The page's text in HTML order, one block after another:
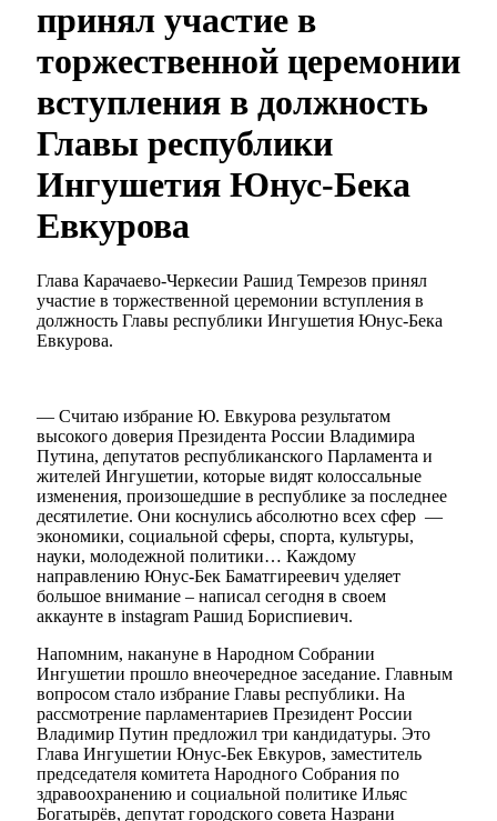
принял участие в
торжественной церемонии
вступления в должность
Главы республики
Ингушетия Юнус-Бека
Евкурова
Глава Карачаево-Черкесии Рашид Темрезов принял
участие в торжественной церемонии вступления в
должность Главы республики Ингушетия Юнус-Бека
Евкурова.
— Считаю избрание Ю. Евкурова результатом
высокого доверия Президента России Владимира
Путина, депутатов республиканского Парламента и
жителей Ингушетии, которые видят колоссальные
изменения, произошедшие в республике за последнее
десятилетие. Они коснулись абсолютно всех сфер —
экономики, социальной сферы, спорта, культуры,
науки, молодежной политики… Каждому
направлению Юнус-Бек Баматгиреевич уделяет
большое внимание – написал сегодня в своем
аккаунте в instagram Рашид Бориспиевич.
Напомним, накануне в Народном Собрании
Ингушетии прошло внеочередное заседание. Главным
вопросом стало избрание Главы республики. На
рассмотрение парламентариев Президент России
Владимир Путин предложил три кандидатуры. Это
Глава Ингушетии Юнус-Бек Евкуров, заместитель
председателя комитета Народного Собрания по
здравоохранению и социальной политике Ильяс
Богатырёв, депутат городского совета Назрани